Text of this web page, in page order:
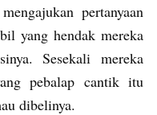
pertanyaan
yang hendak mereka
Sesekali mereka
pebalap cantik itu
dibelinya.